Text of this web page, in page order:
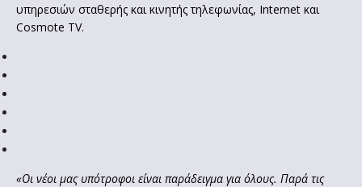
υπηρεσιών σταθερής και κινητής τηλεφωνίας, Internet και
Cosmote TV.
«Οι νέοι μας υπότροφοι είναι παράδειγμα για όλους. Παρά τις